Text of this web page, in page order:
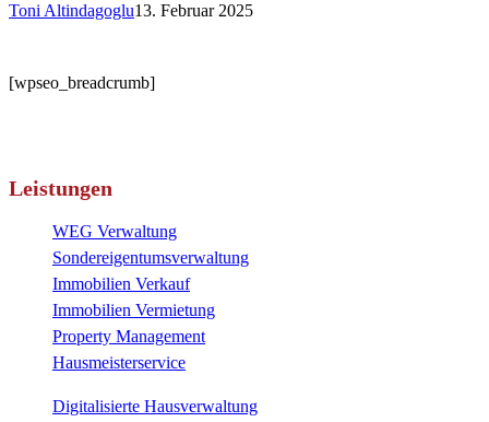
Updates
Toni Altindagoglu13. Februar 2025
[wpseo_breadcrumb]
Leistungen
WEG Verwaltung
Sondereigentumsverwaltung
Immobilien Verkauf
Immobilien Vermietung
Property Management
Hausmeisterservice
Digitalisierte Hausverwaltung